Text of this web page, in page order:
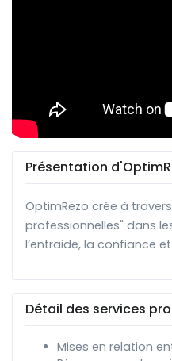
Présentation
OptimRezo crée à
professionnelles" dans
l’entraide, la confiance
Détail des services
Mises en relation